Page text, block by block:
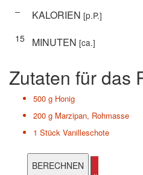
– KALORIEN [p.P.]
15
MINUTEN [ca.]
Zutaten für das
500 g Honig
200 g Marzipan, Rohmasse
1 Stück Vanilleschote